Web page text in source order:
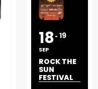
18
SEP
19
ROCK THE
SUN
FESTIVAL